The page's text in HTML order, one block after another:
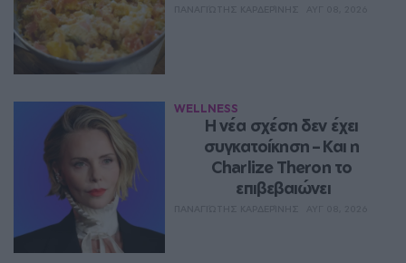
WELLNESS
Η νέα σχέση δεν έχει
συγκατοίκηση – Και η
Charlize Theron το
επιβεβαιώνει